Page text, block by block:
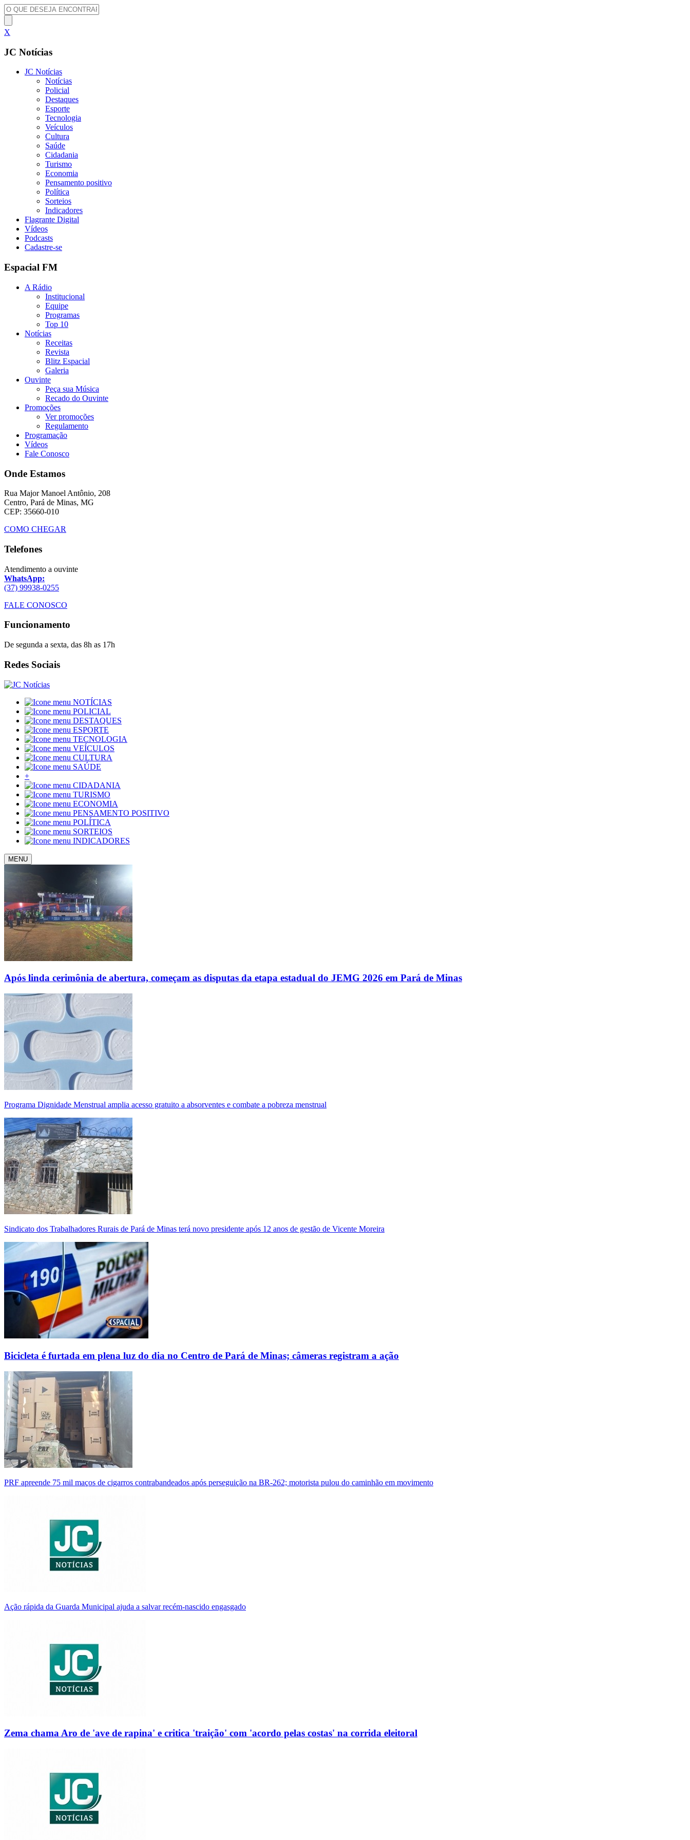
X
JC Notícias
JC Notícias
Notícias
Policial
Destaques
Esporte
Tecnologia
Veículos
Cultura
Saúde
Cidadania
Turismo
Economia
Pensamento positivo
Política
Sorteios
Indicadores
Flagrante Digital
Vídeos
Podcasts
Cadastre-se
Espacial FM
A Rádio
Institucional
Equipe
Programas
Top 10
Notícias
Receitas
Revista
Blitz Espacial
Galeria
Ouvinte
Peça sua Música
Recado do Ouvinte
Promoções
Ver promoções
Regulamento
Programação
Vídeos
Fale Conosco
Onde Estamos
Rua Major Manoel Antônio, 208
Centro, Pará de Minas, MG
CEP: 35660-010
COMO CHEGAR
Telefones
Atendimento a ouvinte
WhatsApp:
(37) 99938-0255
FALE CONOSCO
Funcionamento
De segunda a sexta, das 8h as 17h
Redes Sociais
NOTÍCIAS
POLICIAL
DESTAQUES
ESPORTE
TECNOLOGIA
VEÍCULOS
CULTURA
SAÚDE
+
CIDADANIA
TURISMO
ECONOMIA
PENSAMENTO POSITIVO
POLÍTICA
SORTEIOS
INDICADORES
MENU
Após linda cerimônia de abertura, começam as disputas da etapa estadual do JEMG 2026 em Pará de Minas
Programa Dignidade Menstrual amplia acesso gratuito a absorventes e combate a pobreza menstrual
Sindicato dos Trabalhadores Rurais de Pará de Minas terá novo presidente após 12 anos de gestão de Vicente Moreira
Bicicleta é furtada em plena luz do dia no Centro de Pará de Minas; câmeras registram a ação
PRF apreende 75 mil maços de cigarros contrabandeados após perseguição na BR-262; motorista pulou do caminhão em movimento
Ação rápida da Guarda Municipal ajuda a salvar recém-nascido engasgado
Zema chama Aro de 'ave de rapina' e critica 'traição' com 'acordo pelas costas' na corrida eleitoral